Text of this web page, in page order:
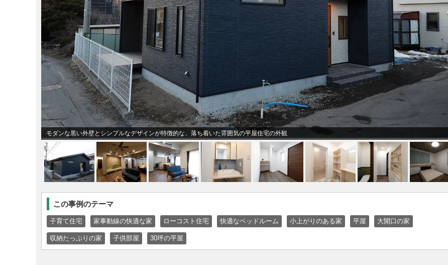
モダンな黒い外壁とシンプルなデザインが特徴的な、落ち着いた雰囲気の平屋住宅の外観
この事例のテーマ
子育て住宅 家事動線の快適な家 ローコスト住宅 快適なベッドルーム 小上がりのある家 平屋 大開口の家
収納たっぷりの家 子供部屋 30坪の平屋